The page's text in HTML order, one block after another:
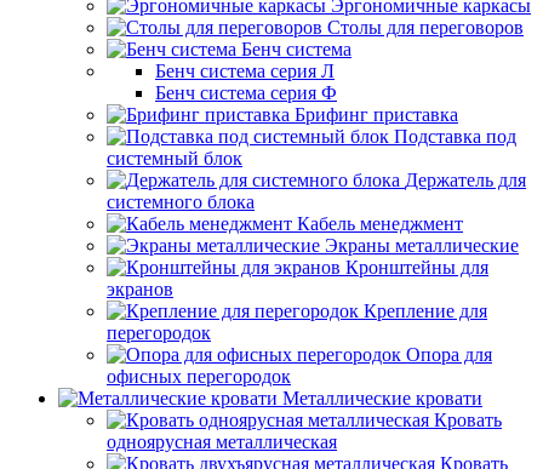
Эргономичные каркасы
Столы для переговоров
Бенч система
Бенч система серия Л
Бенч система серия Ф
Брифинг приставка
Подставка под
системный блок
Держатель для
системного блока
Кабель менеджмент
Экраны металлические
Кронштейны для
экранов
Крепление для
перегородок
Опора для
офисных перегородок
Металлические кровати
Кровать
одноярусная металлическая
Кровать